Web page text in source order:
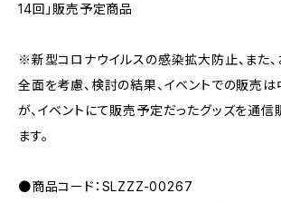
14回」販売予定商品
※新型コロナウイルスの感染拡大防止、また
全面を考慮、検討の結果、イベントでの販売
が、イベントにて販売予定だったグッズを通
ます。
●商品コード：SLZZZ-00267